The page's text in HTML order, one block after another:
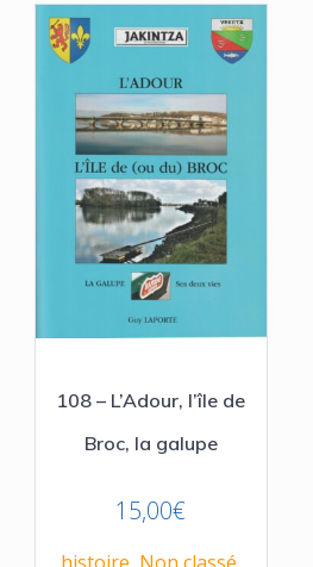
108 – L’Adour, l’île de
Broc, la galupe
15,00€